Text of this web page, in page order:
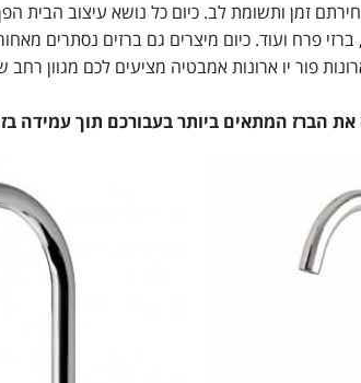
זמן ותשומת לב. כיום כל נושא עיצוב הבית
ברזי פרח ועוד. כיום מיצרים גם ברזים נסתרים
פור יו ארונות אמבטיה מציעים לכם מגוון רחב
הברז המתאים ביותר בעבורכם תוך עמידה